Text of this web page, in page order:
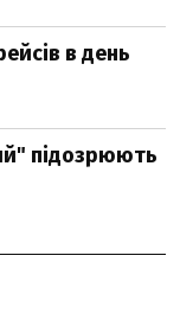
в день
підозрюють